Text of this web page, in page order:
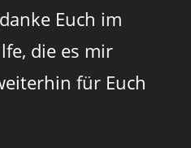
Euch im
die es mir
für Euch